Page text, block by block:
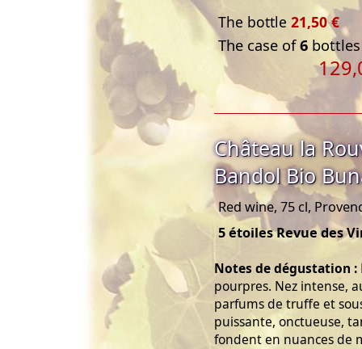
The bottle 21,50 €
The case of6
Château la
Bandol Bio
Red wine, 75 cl,
5 étoiles Revue des
Notes de dégustation :
pourpres. Nez intense,
parfums de truffe et
puissante, onctueuse,
fondent en nuances de